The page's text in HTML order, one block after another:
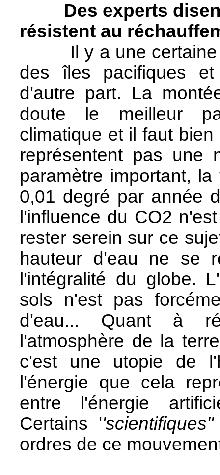
Des experts
résistent au
Il y a une certaine
des îles pacifiques et
d'autre part. La
doute le meilleur
climatique et il faut
représentent pas une
paramètre important,
0,01 degré par année
l'influence du CO2
rester serein sur ce
hauteur d'eau ne se
l'intégralité du globe.
sols n'est pas
d'eau... Quant à
l'atmosphère de la
c'est une utopie de
l'énergie que cela
entre l'énergie
Certains ''scientifiques''
ordres de ce